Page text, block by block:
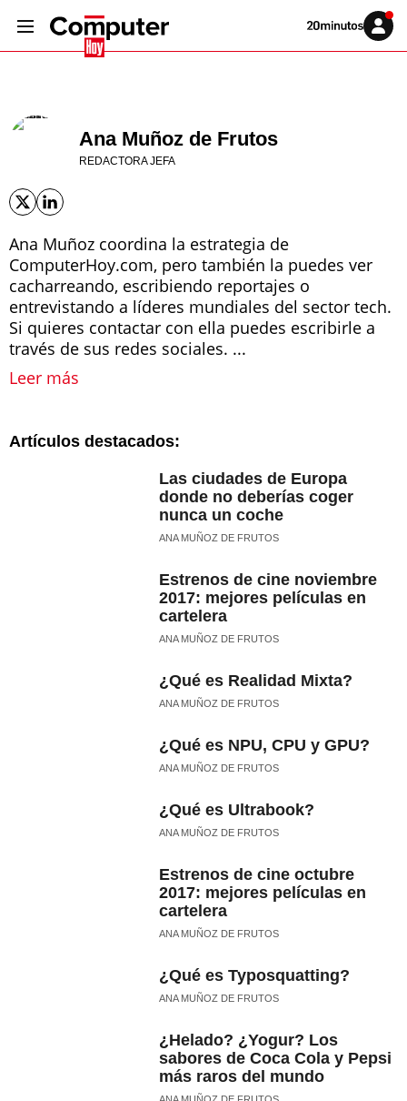
Volver
Iniciar
sesión
Ana Muñoz de Frutos
REDACTORA JEFA
Ana Muñoz coordina la estrategia de
ComputerHoy.com, pero también la puedes ver
cacharreando, escribiendo reportajes o
entrevistando a líderes mundiales del sector tech.
Si quieres contactar con ella puedes escribirle a
través de sus redes sociales. ...
Leer más
Artículos destacados:
Las ciudades de Europa
donde no deberías coger
nunca un coche
ANA MUÑOZ DE FRUTOS
Estrenos de cine noviembre
2017: mejores películas en
cartelera
ANA MUÑOZ DE FRUTOS
¿Qué es Realidad Mixta?
ANA MUÑOZ DE FRUTOS
¿Qué es NPU, CPU y GPU?
ANA MUÑOZ DE FRUTOS
¿Qué es Ultrabook?
ANA MUÑOZ DE FRUTOS
Estrenos de cine octubre
2017: mejores películas en
cartelera
ANA MUÑOZ DE FRUTOS
¿Qué es Typosquatting?
ANA MUÑOZ DE FRUTOS
¿Helado? ¿Yogur? Los
sabores de Coca Cola y Pepsi
más raros del mundo